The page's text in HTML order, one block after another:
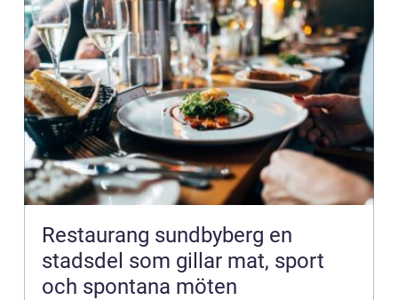
Restaurang sundbyberg en
stadsdel som gillar mat, sport
och spontana möten